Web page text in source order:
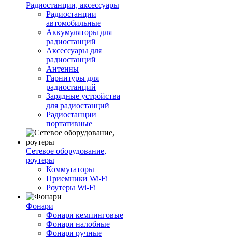
Радиостанции, аксессуары
Радиостанции
автомобильные
Аккумуляторы для
радиостанций
Аксессуары для
радиостанций
Антенны
Гарнитуры для
радиостанций
Зарядные устройства
для радиостанций
Радиостанции
портативные
Сетевое оборудование,
роутеры
Коммутаторы
Приемники Wi-Fi
Роутеры Wi-Fi
Фонари
Фонари кемпинговые
Фонари налобные
Фонари ручные